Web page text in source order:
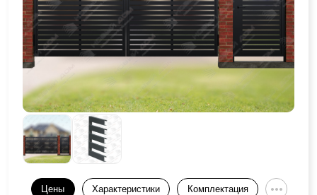
Цены Характеристики Комплектация